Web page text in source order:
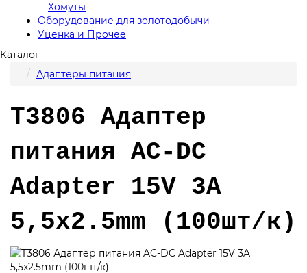
Хомуты
Оборудование для золотодобычи
Уценка и Прочее
Каталог
Адаптеры питания
T3806 Адаптер
питания AC-DC
Adapter 15V 3A
5,5x2.5mm (100шт/к)